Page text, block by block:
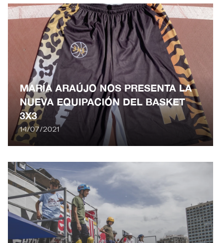
MARÍA ARAÚJO NOS PRESENTA LA
NUEVA EQUIPACIÓN DEL BASKET
3X3
14/07/2021